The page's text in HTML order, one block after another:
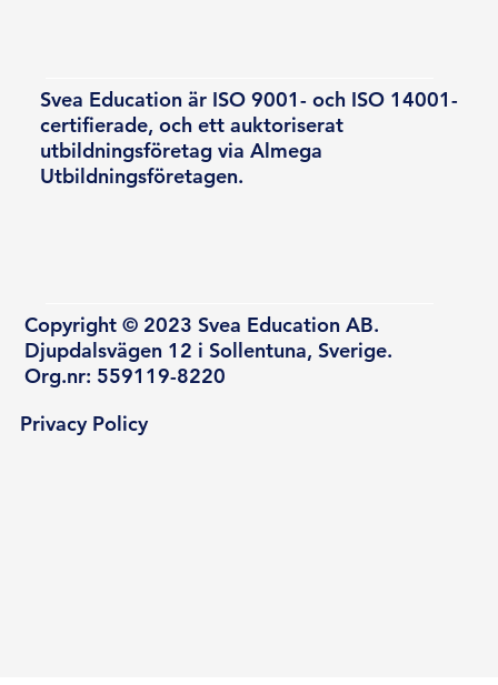
Svea Education är ISO 9001- och ISO 14001-
certifierade, och ett auktoriserat
utbildningsföretag via Almega
Utbildningsföretagen.
Copyright © 2023 Svea Education AB.
Djupdalsvägen 12 i Sollentuna, Sverige.
Org.nr: 559119-8220
Privacy Policy